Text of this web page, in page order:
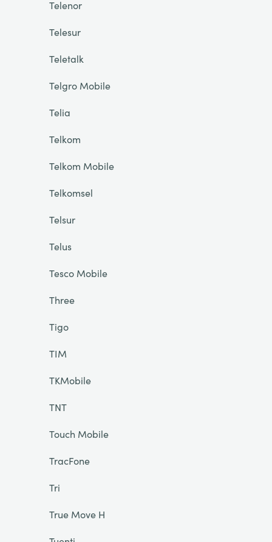
Telenor
Telesur
Teletalk
Telgro Mobile
Telia
Telkom
Telkom Mobile
Telkomsel
Telsur
Telus
Tesco Mobile
Three
Tigo
TIM
TKMobile
TNT
Touch Mobile
TracFone
Tri
True Move H